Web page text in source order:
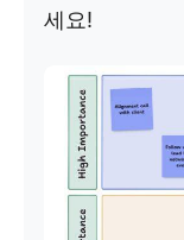
세요!